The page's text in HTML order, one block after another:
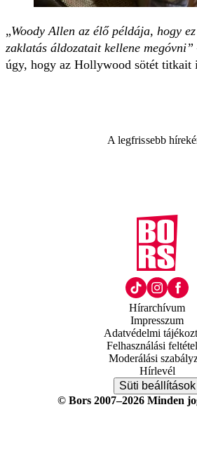
„Woody Allen az élő példája, hogy
zaklatás áldozatait kellene megóvni”
úgy, hogy az Hollywood sötét titkait
A legfrissebb
Hírarchívum
Impresszum
Adatvédelmi
Felhasználási
Moderálási
Hírlevél
Süti beállítások
© Bors 2007–2026 Minden